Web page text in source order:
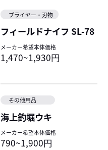
プライヤー・刃物
フィールドナイフ SL-78
メーカー希望本体価格
1,470~1,930円
その他用品
海上釣堀ウキ
メーカー希望本体価格
790~1,900円